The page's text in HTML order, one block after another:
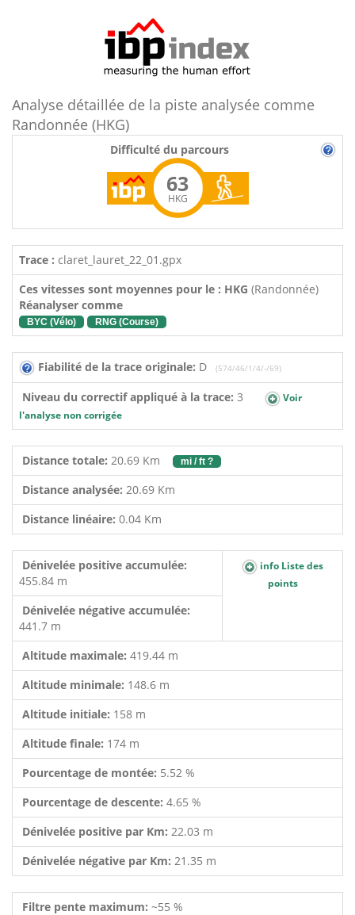
Analyse détaillée de la piste analysée comme
Randonnée (HKG)
Difficulté du parcours
63
HKG
Trace : claret_lauret_22_01.gpx
Ces vitesses sont moyennes pour le : HKG (Randonnée)
Réanalyser comme
BYC (Vélo) RNG (Course)
Fiabilité de la trace originale: D (574/46/1/4/-/69)
Niveau du correctif appliqué à la trace: 3
Voir
l'analyse non corrigée
Distance totale: 20.69 Km mi / ft ?
Distance analysée: 20.69 Km
Distance linéaire: 0.04 Km
Dénivelée positive accumulée:
455.84 m
info Liste des
points
Dénivelée négative accumulée:
441.7 m
Altitude maximale: 419.44 m
Altitude minimale: 148.6 m
Altitude initiale: 158 m
Altitude finale: 174 m
Pourcentage de montée: 5.52 %
Pourcentage de descente: 4.65 %
Dénivelée positive par Km: 22.03 m
Dénivelée négative par Km: 21.35 m
Filtre pente maximum: ~55 %